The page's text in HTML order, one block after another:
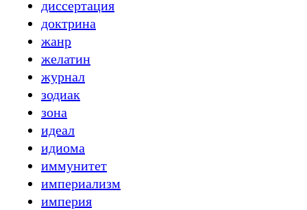
диссертация
доктрина
жанр
желатин
журнал
зодиак
зона
идеал
идиома
иммунитет
империализм
империя